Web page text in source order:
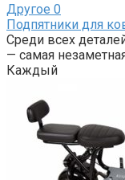
Другое 0
Подпятники для
Среди всех
— самая
Каждый